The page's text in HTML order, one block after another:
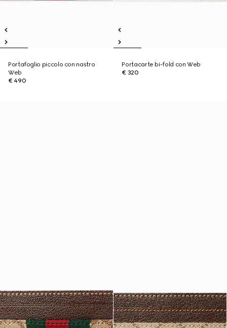
Portafoglio piccolo con nastro
Web
€ 490
Portacarte bi-fold con Web
€ 320